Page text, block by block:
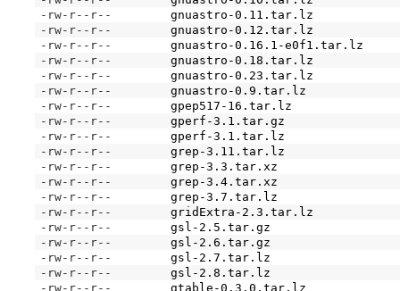
-rw-r--r--
gnuastro-0.11.tar.lz
-rw-r--r--
gnuastro-0.12.tar.lz
-rw-r--r--
gnuastro-0.16.1-e0f1.tar.lz
-rw-r--r--
gnuastro-0.18.tar.lz
-rw-r--r--
gnuastro-0.23.tar.lz
-rw-r--r--
gnuastro-0.9.tar.lz
-rw-r--r--
gpep517-16.tar.lz
-rw-r--r--
gperf-3.1.tar.gz
-rw-r--r--
gperf-3.1.tar.lz
-rw-r--r--
grep-3.11.tar.lz
-rw-r--r--
grep-3.3.tar.xz
-rw-r--r--
grep-3.4.tar.xz
-rw-r--r--
grep-3.7.tar.lz
-rw-r--r--
gridExtra-2.3.tar.lz
-rw-r--r--
gsl-2.5.tar.gz
-rw-r--r--
gsl-2.6.tar.gz
-rw-r--r--
gsl-2.7.tar.lz
-rw-r--r--
gsl-2.8.tar.lz
-rw-r--r--
gtable-0.3.0.tar.lz